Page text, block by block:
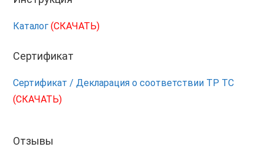
Каталог(СКАЧАТЬ)
Сертификат
Сертификат / Декларация о соответствии ТР ТС
(СКАЧАТЬ)
Отзывы